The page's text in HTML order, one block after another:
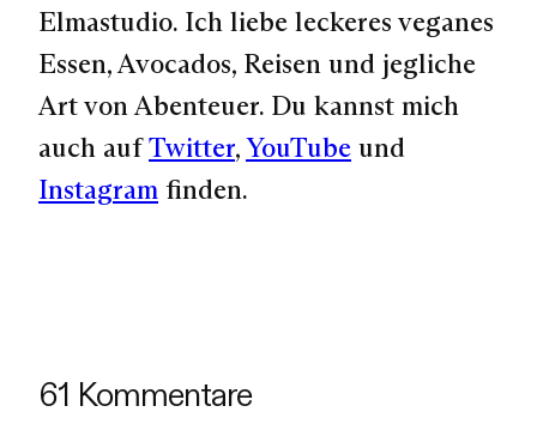
Elmastudio. Ich liebe leckeres veganes
Essen, Avocados, Reisen und jegliche
Art von Abenteuer. Du kannst mich
auch aufTwitter,YouTube und
Instagram finden.
61 Kommentare